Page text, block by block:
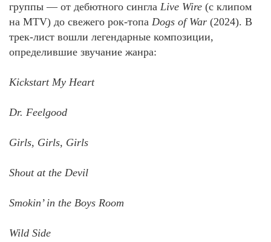
группы — от дебютного сингла Live Wire (с клипом
на MTV) до свежего рок-топа Dogs of War (2024). В
трек-лист вошли легендарные композиции,
определившие звучание жанра:
Kickstart My Heart
Dr. Feelgood
Girls, Girls, Girls
Shout at the Devil
Smokin’ in the Boys Room
Wild Side